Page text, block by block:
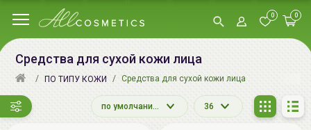
0 0
Средства для сухой кожи лица
ПО ТИПУ КОЖИ Средства для сухой кожи лица
по умолчанию 36